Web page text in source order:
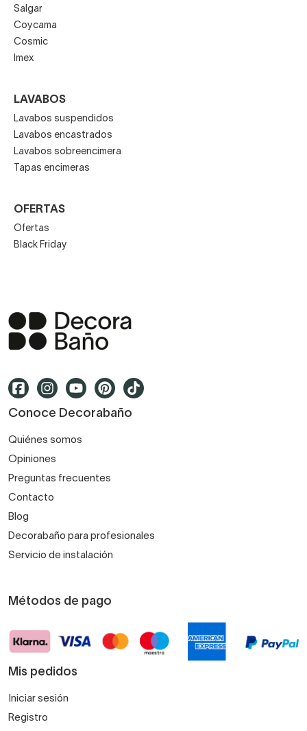
Salgar
Coycama
Cosmic
Imex
LAVABOS
Lavabos suspendidos
Lavabos encastrados
Lavabos sobreencimera
Tapas encimeras
OFERTAS
Ofertas
Black Friday
Conoce Decorabaño
Quiénes somos
Opiniones
Preguntas frecuentes
Contacto
Blog
Decorabaño para profesionales
Servicio de instalación
Métodos de pago
Mis pedidos
Iniciar sesión
Registro